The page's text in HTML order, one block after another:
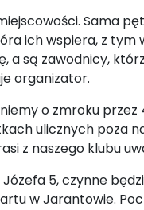
Sama
ich wspiera, z
a są zawodnicy,
organizator.
o zmroku
ulicznych poza
z naszego klubu
5, czynne
w Jarantowie.